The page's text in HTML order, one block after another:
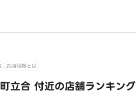
お店価格とは
立合 付近の店舗ランキング